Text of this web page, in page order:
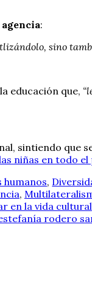
:
sino
educación que,
sintiendo que
niñas en todo el
humanos,
,
en la vida cultural
rodero